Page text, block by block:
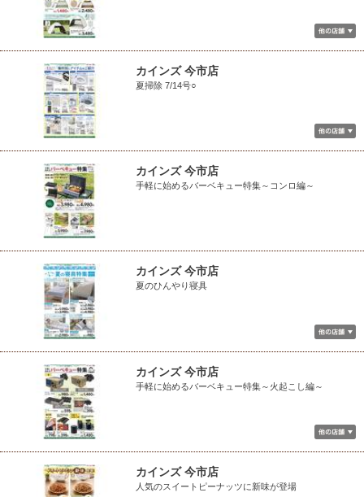
カインズ 今市店
夏掃除 7/14号○
カインズ 今市店
手軽に始めるバーベキュー特集～コンロ編～
カインズ 今市店
夏のひんやり寝具
カインズ 今市店
手軽に始めるバーベキュー特集～火起こし編～
カインズ 今市店
人気のスイートピーナッツに新味が登場